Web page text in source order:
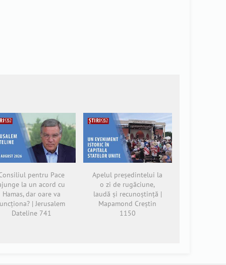
pentru Pace
la un acord cu
Hamas, dar oare va
| Jerusalem
Dateline 741
Apelul președintelui la
o zi de rugăciune,
laudă și recunoștință |
Mapamond Creștin
1150